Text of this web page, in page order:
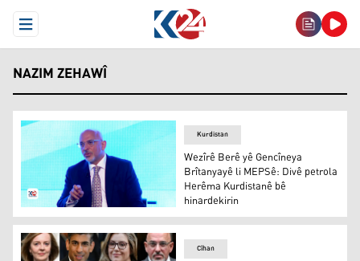
Open Menu
NAZIM ZEHAWÎ
Nazim Zehawî
Kurdistan
Wezîrê Berê yê Gencîneya
Brîtanyayê li MEPSê: Divê petrola
Herêma Kurdistanê bê
hinardekirin
Cîhan